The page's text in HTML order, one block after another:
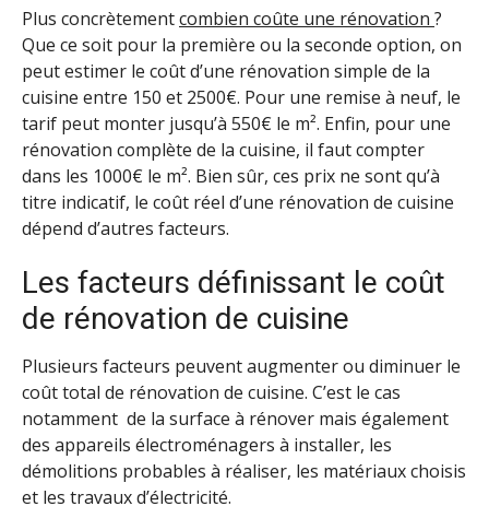
Plus concrètementcombien coûte une rénovation ?
Que ce soit pour la première ou la seconde option, on
peut estimer le coût d’une rénovation simple de la
cuisine entre 150 et 2500€. Pour une remise à neuf, le
tarif peut monter jusqu’à 550€ le m². Enfin, pour une
rénovation complète de la cuisine, il faut compter
dans les 1000€ le m². Bien sûr, ces prix ne sont qu’à
titre indicatif, le coût réel d’une rénovation de cuisine
dépend d’autres facteurs.
Les facteurs définissant le coût
de rénovation de cuisine
Plusieurs facteurs peuvent augmenter ou diminuer le
coût total de rénovation de cuisine. C’est le cas
notamment de la surface à rénover mais également
des appareils électroménagers à installer, les
démolitions probables à réaliser, les matériaux choisis
et les travaux d’électricité.